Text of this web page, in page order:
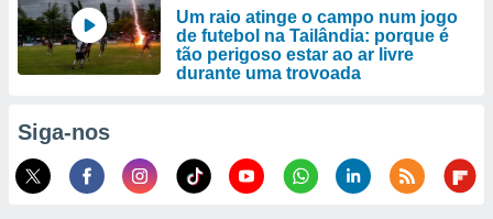
Um raio atinge o campo num jogo
de futebol na Tailândia: porque é
tão perigoso estar ao ar livre
durante uma trovoada
Siga-nos